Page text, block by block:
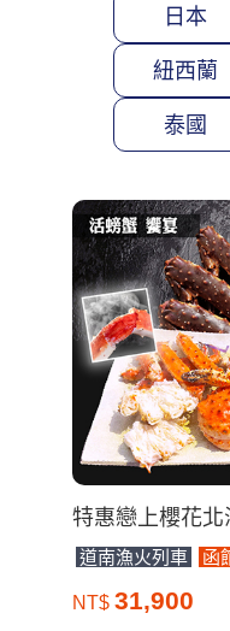
日本
紐西蘭
泰國
特惠戀上櫻花北
道南漁火列車 函
NT$ 31,900